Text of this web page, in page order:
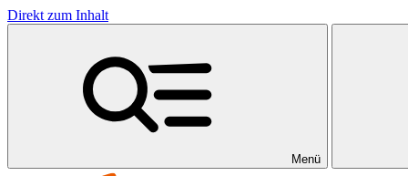
Direkt zum Inhalt
Menü